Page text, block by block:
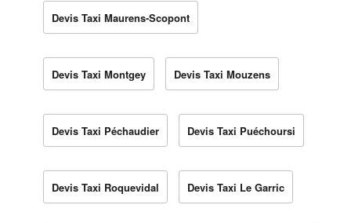
Devis Taxi Maurens-Scopont
Devis Taxi Montgey Devis Taxi Mouzens
Devis Taxi Péchaudier Devis Taxi Puéchoursi
Devis Taxi Roquevidal Devis Taxi Le Garric